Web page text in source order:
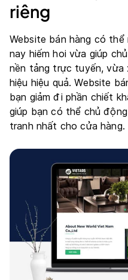
riêng
Website bán hàng có thể
nay hiếm hoi vừa giúp
nền tảng trực tuyến, vừa
hiệu hiệu quả. Website
bạn giảm đi phần chiết
giúp bạn có thể chủ
tranh nhất cho cửa hàng.